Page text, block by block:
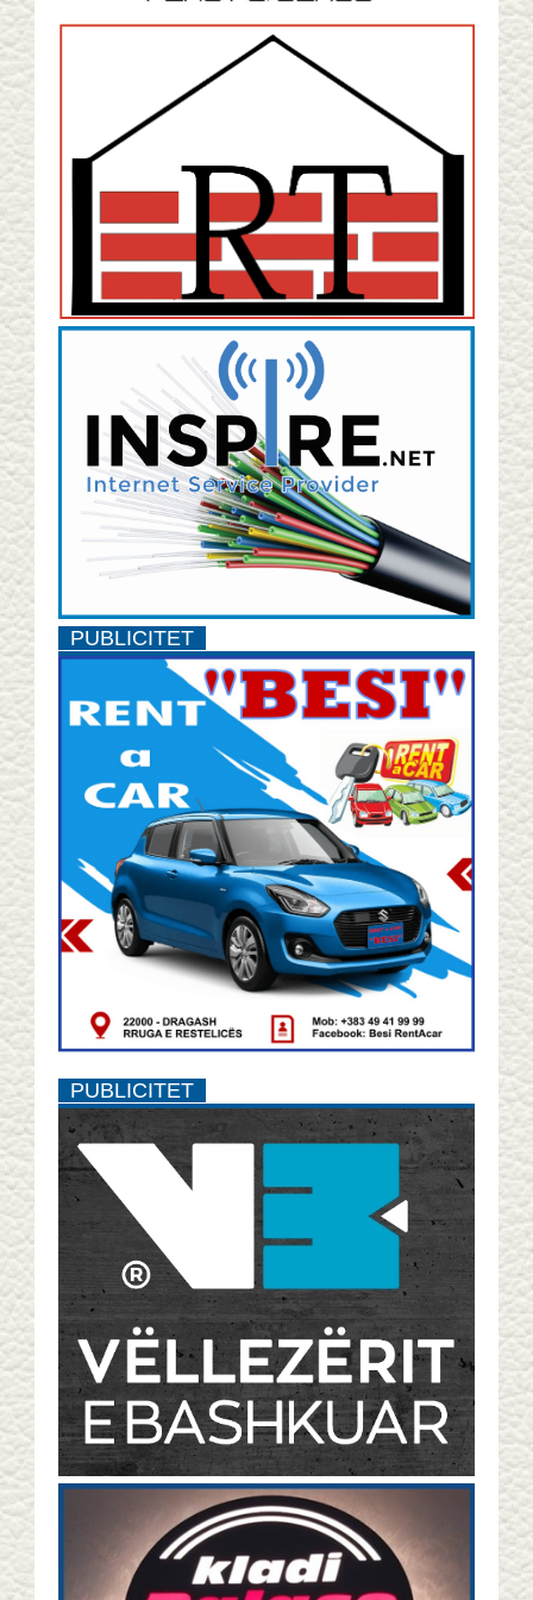
PUBLICITET
PUBLICITET